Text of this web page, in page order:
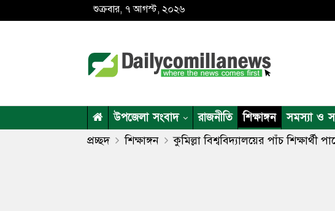
শুক্রবার, ৭ আগস্ট, ২০২৬
উপজেলা সংবাদ রাজনীতি শিক্ষাঙ্গন সমস্যা ও
প্রচ্ছদ শিক্ষাঙ্গন কুমিল্লা বিশ্ববিদ্যালয়ের পাঁচ শিক্ষার্থী